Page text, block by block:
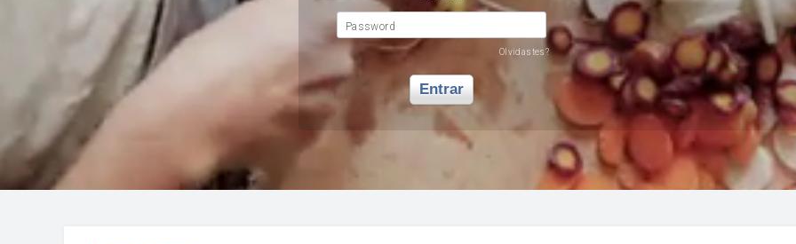
Password
Olvidastes?
Entrar